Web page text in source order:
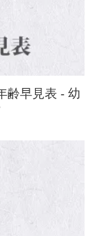
齢早見表 - 幼